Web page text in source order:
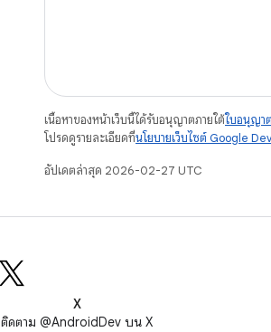
เนื้อหาของหน้าเว็บนี้ได้รับอนุญาตภายใต้ใบอนุญา
โปรดดูรายละเอียดที่นโยบายเว็บไซต์ Google
อัปเดตล่าสุด 2026-02-27 UTC
X
ติดตาม @AndroidDev บน X